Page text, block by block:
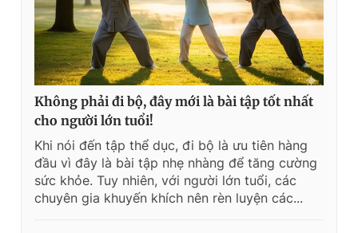
Không phải đi bộ, đây mới là bài tập tốt nhất
cho người lớn tuổi!
Khi nói đến tập thể dục, đi bộ là ưu tiên hàng
đầu vì đây là bài tập nhẹ nhàng để tăng cường
sức khỏe. Tuy nhiên, với người lớn tuổi, các
chuyên gia khuyến khích nên rèn luyện các...